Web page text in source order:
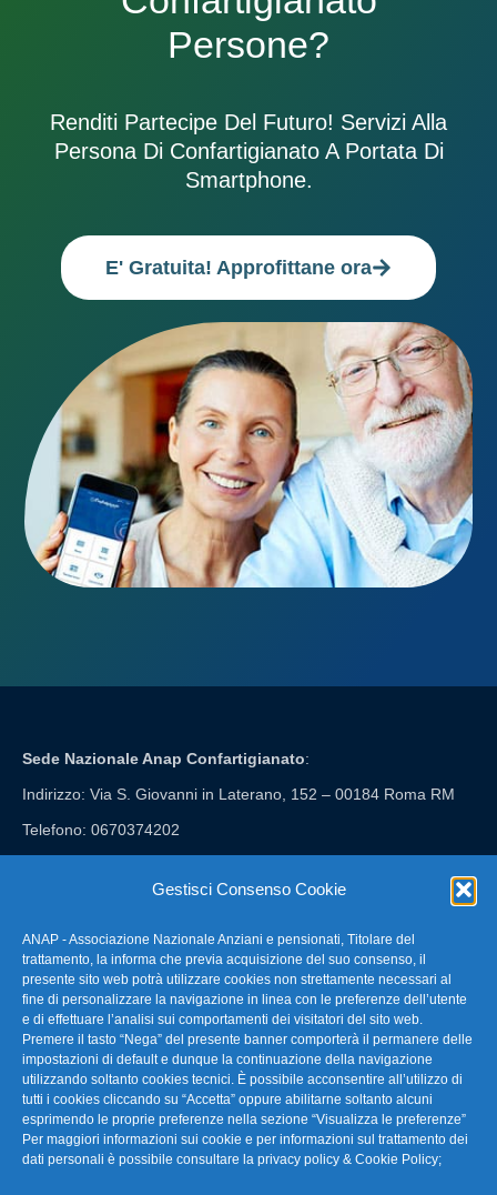
Gestisci Consenso Cookie
ANAP - Associazione Nazionale Anziani e pensionati, Titolare del
trattamento, la informa che previa acquisizione del suo consenso, il
presente sito web potrà utilizzare cookies non strettamente necessari al
fine di personalizzare la navigazione in linea con le preferenze dell’utente
e di effettuare l’analisi sui comportamenti dei visitatori del sito web.
Premere il tasto “Nega” del presente banner comporterà il permanere delle
impostazioni di default e dunque la continuazione della navigazione
utilizzando soltanto cookies tecnici. È possibile acconsentire all’utilizzo di
tutti i cookies cliccando su “Accetta” oppure abilitarne soltanto alcuni
esprimendo le proprie preferenze nella sezione “Visualizza le preferenze”
Per maggiori informazioni sui cookie e per informazioni sul trattamento dei
dati personali è possibile consultare la privacy policy & Cookie Policy;
Persone?
Renditi Partecipe Del Futuro! Servizi Alla
Persona Di Confartigianato A Portata Di
Smartphone.
E' Gratuita! Approfittane ora
Sede Nazionale Anap Confartigianato:
Indirizzo: Via S. Giovanni in Laterano, 152 – 00184 Roma RM
Telefono: 0670374202
FAQ – Domande Frequenti
La nostra Newsletter
Link Utili
TG Confartigianato
Privacy & Cookie Policy